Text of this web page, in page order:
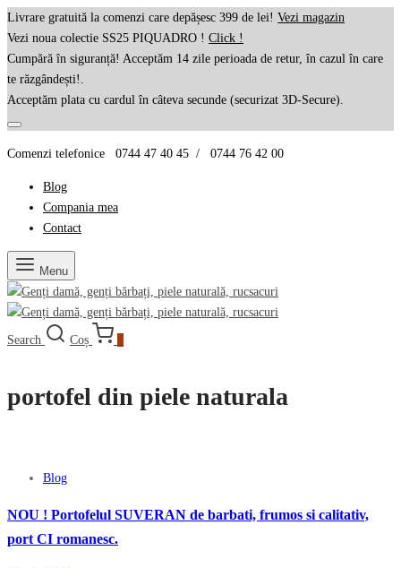
Livrare gratuită la comenzi care depășesc 399 de lei! Vezi magazin
Vezi noua colectie SS25 PIQUADRO ! Click !
Cumpără în siguranță! Acceptăm 14 zile perioada de retur, în cazul în care
te răzgândești!.
Acceptăm plata cu cardul în câteva secunde (securizat 3D-Secure).
Comenzi telefonice 0744 47 40 45 / 0744 76 42 00
Blog
Compania mea
Contact
Menu
Search Coș
portofel din piele naturala
Blog
NOU ! Portofelul SUVERAN de barbati, frumos si calitativ,
port CI romanesc.